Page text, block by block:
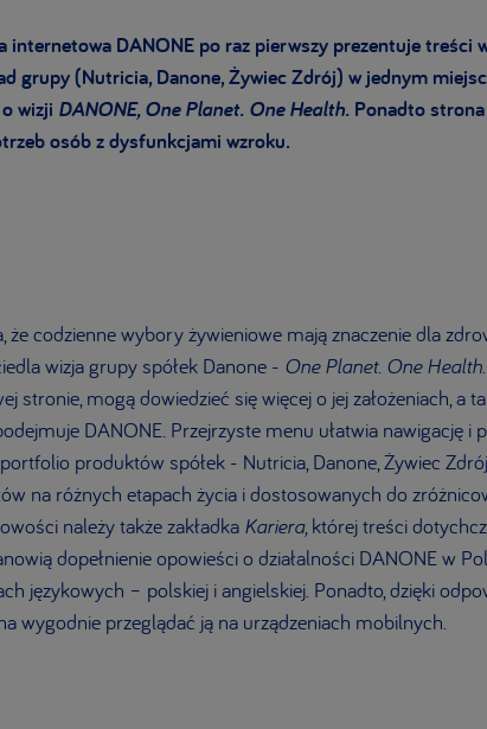
internetowa DANONE po raz pierwszy prezentuje treści
grupy (Nutricia, Danone, Żywiec Zdrój) w jednym
wizji DANONE, One Planet. One Health. Ponadto strona
osób z dysfunkcjami wzroku.
że codzienne wybory żywieniowe mają znaczenie dla
wizja grupy spółek Danone - One Planet. One Health
stronie, mogą dowiedzieć się więcej o jej założeniach, a
DANONE. Przejrzyste menu ułatwia nawigację i
produktów spółek - Nutricia, Danone, Żywiec
na różnych etapach życia i dostosowanych do
należy także zakładka Kariera,której treści
dopełnienie opowieści o działalności DANONE w
językowych – polskiej i angielskiej. Ponadto, dzięki
wygodnie przeglądać ją na urządzeniach mobilnych.